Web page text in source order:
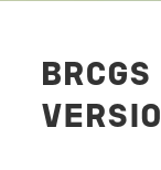
BRCGS